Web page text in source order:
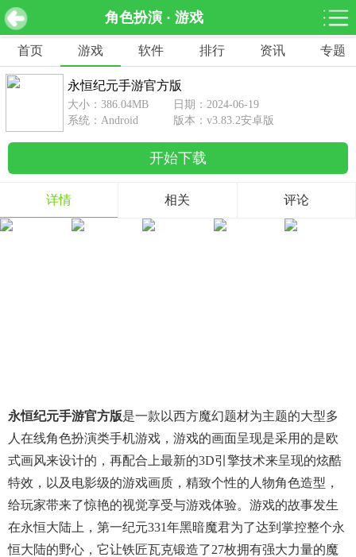
角色扮演 · 游戏
网游分类 软件分类
休闲益智
462款游戏
赛车竞速
122款游戏
43款游戏
1642款游戏
动作射击
351款游戏
69款游戏
经营养成
冒险解谜
首页 游戏 软件 排行 资讯 专题
永恒纪元手游官方版 v3.83.2安卓版 下载
永恒纪元手游官方版
大小：386.04MB
日期：2024-06-19
系统：Android
版本：v3.83.2安卓版
开始下载
详情 相关 评论
永恒纪元手游官方版是一款以西方魔幻题材为主题的大型多
人在线角色扮演类手机游戏，游戏的画面呈现是采用的是欧
式画风来设计的，再配合上最新的3D引擎技术来呈现的炫酷
特效，以及电影级的游戏画质，精致个性的人物角色造型，
给玩家带来了惊艳的视觉享受与游戏体验。游戏的故事发生
在永恒大陆上，第一纪元331年黑暗魔君为了达到掌控整个永
恒大陆的野心，它让铁匠瓦克锻造了27枚拥有强大力量的魔